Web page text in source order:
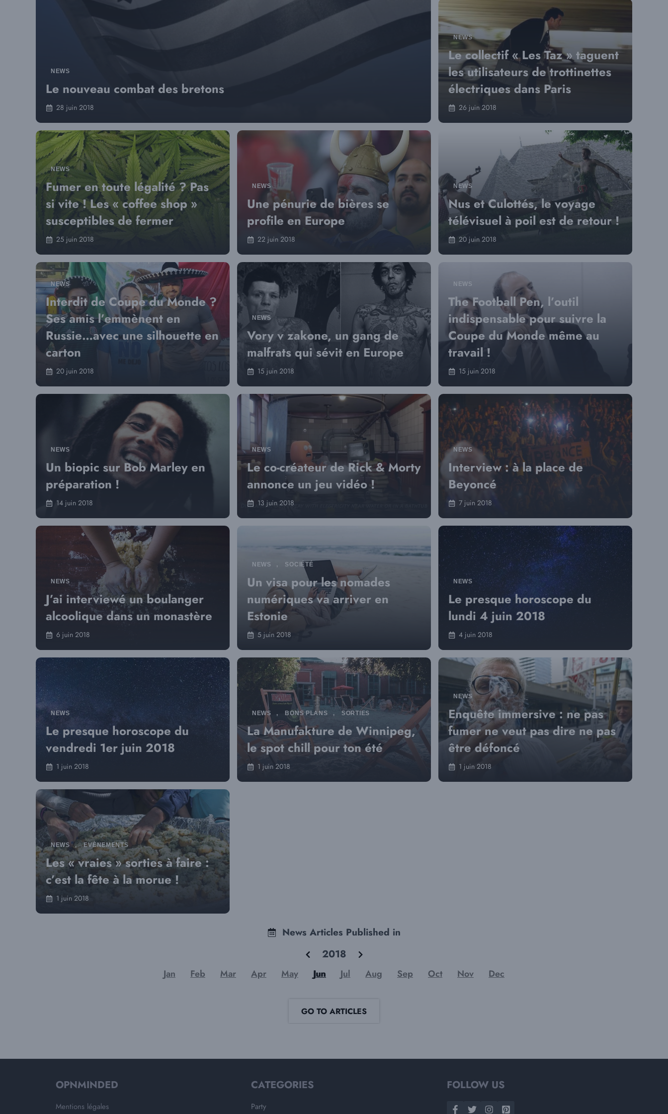
NEWS
Le nouveau combat des bretons
28 juin 2018
NEWS
Le collectif « Les Taz » taguent
les utilisateurs de trottinettes
électriques dans Paris
26 juin 2018
NEWS
Fumer en toute légalité ? Pas
si vite ! Les « coffee shop »
susceptibles de fermer
25 juin 2018
NEWS
Une pénurie de bières se
profile en Europe
22 juin 2018
NEWS
Nus et Culottés, le voyage
télévisuel à poil est de retour !
20 juin 2018
NEWS
Interdit de Coupe du Monde ?
Ses amis l’emmènent en
Russie…avec une silhouette en
carton
20 juin 2018
NEWS
Vory v zakone, un gang de
malfrats qui sévit en Europe
15 juin 2018
NEWS
The Football Pen, l’outil
indispensable pour suivre la
Coupe du Monde même au
travail !
15 juin 2018
NEWS
Un biopic sur Bob Marley en
préparation !
14 juin 2018
NEWS
Le co-créateur de Rick & Morty
annonce un jeu vidéo !
13 juin 2018
NEWS
Interview : à la place de
Beyoncé
7 juin 2018
NEWS
J’ai interviewé un boulanger
alcoolique dans un monastère
6 juin 2018
NEWS , SOCIÉTÉ
Un visa pour les nomades
numériques va arriver en
Estonie
5 juin 2018
NEWS
Le presque horoscope du
lundi 4 juin 2018
4 juin 2018
NEWS
Le presque horoscope du
vendredi 1er juin 2018
1 juin 2018
NEWS , BONS PLANS , SORTIES
La Manufakture de Winnipeg,
le spot chill pour ton été
1 juin 2018
NEWS
Enquête immersive : ne pas
fumer ne veut pas dire ne pas
être défoncé
1 juin 2018
NEWS , EVÈNEMENTS
Les « vraies » sorties à faire :
c’est la fête à la morue !
1 juin 2018
News Articles Published in
2018
Jan Feb Mar Apr May Jun Jul Aug Sep Oct Nov Dec
GO TO ARTICLES
OPNMINDED
Mentions légales
CATEGORIES
Party
FOLLOW US